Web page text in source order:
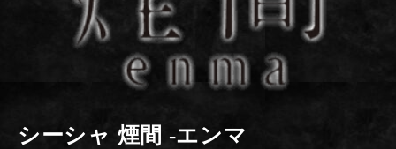
シーシャ 煙間 -エンマ